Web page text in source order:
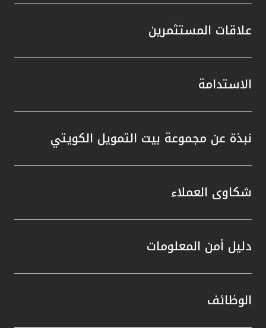
علاقات المستثمرين
الاستدامة
نبذة عن مجموعة بيت التمويل الكويتي
شكاوى العملاء
دليل أمن المعلومات
الوظائف